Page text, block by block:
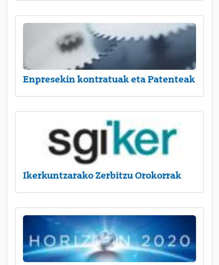
Enpresekin kontratuak eta Patenteak
Ikerkuntzarako Zerbitzu Orokorrak